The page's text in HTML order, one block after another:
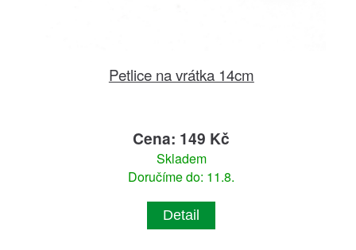
Petlice na vrátka 14cm
Cena: 149 Kč
Skladem
Doručíme do: 11.8.
Detail